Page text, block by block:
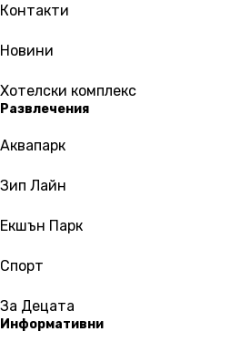
Контакти
Новини
Хотелски комплекс
Развлечения
Аквапарк
Зип Лайн
Екшън Парк
Спорт
За Децата
Информативни